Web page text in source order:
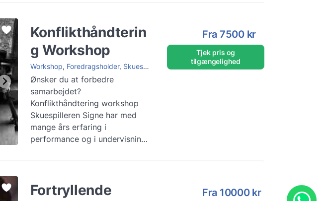
Konflikthåndterin
g Workshop
Workshop, Foredragsholder, Skuespiller
Ønsker du at forbedre
samarbejdet?
Konflikthåndtering workshop
Skuespilleren Signe har med
mange års erfaring i
performance og i undervisning
Fra 7500 kr
Tjek pris og
tilgængelighed
Fortryllende
Fra 10000 kr